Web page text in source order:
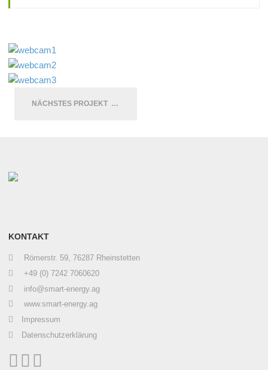
NÄCHSTES PROJEKT
KONTAKT
Römerstr. 59, 76287 Rheinstetten
+49 (0) 7242 7060620
info@smart-energy.ag
www.smart-energy.ag
Impressum
Datenschutzerklärung